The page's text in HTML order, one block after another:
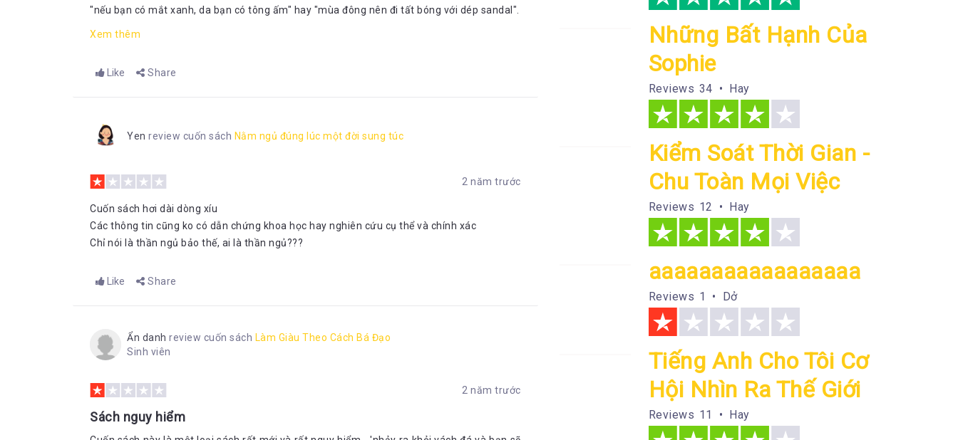
"nếu bạn có mắt xanh, da bạn có tông ấm" hay "mùa đông nên đi tất bóng với dép sandal".
Xem thêm
Like Share
Yen review cuốn sách Nằm ngủ đúng lúc một đời sung túc
2 năm trước
Cuốn sách hơi dài dòng xíu
Các thông tin cũng ko có dẫn chứng khoa học hay nghiên cứu cụ thể và chính xác
Chỉ nói là thần ngủ bảo thế, ai là thần ngủ???
Like Share
Ẩn danh review cuốn sách Làm Giàu Theo Cách Bá Đạo
Sinh viên
2 năm trước
Sách nguy hiểm
Những Bất Hạnh Của
Sophie
Reviews 34 • Hay
Kiểm Soát Thời Gian -
Chu Toàn Mọi Việc
Reviews 12 • Hay
aaaaaaaaaaaaaaaaa
Reviews 1 • Dở
Tiếng Anh Cho Tôi Cơ
Hội Nhìn Ra Thế Giới
Reviews 11 • Hay